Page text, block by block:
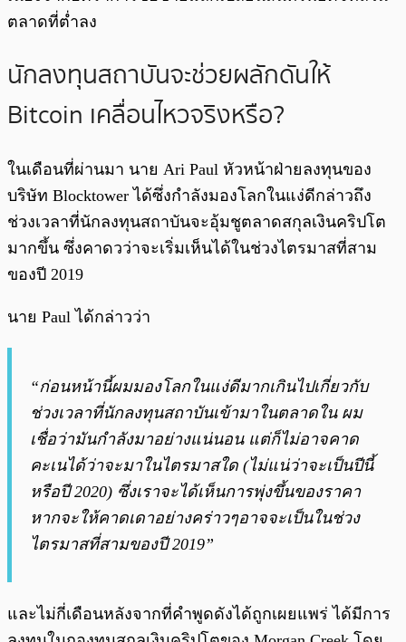
ตลาดที่ต่ำลง
นักลงทุนสถาบันจะช่วยผลักดันให้
Bitcoin เคลื่อนไหวจริงหรือ?
ในเดือนที่ผ่านมา นาย Ari Paul หัวหน้าฝ่ายลงทุนของ
บริษัท Blocktower ได้ซึ่งกำลังมองโลกในแง่ดีกล่าวถึง
ช่วงเวลาที่นักลงทุนสถาบันจะอุ้มชูตลาดสกุลเงินคริปโต
มากขึ้น ซึ่งคาดวว่าจะเริ่มเห็นได้ในช่วงไตรมาสที่สาม
ของปี 2019
นาย Paul ได้กล่าวว่า
“ก่อนหน้านี้ผมมองโลกในแง่ดีมากเกินไปเกี่ยวกับ
ช่วงเวลาที่นักลงทุนสถาบันเข้ามาในตลาดใน ผม
เชื่อว่ามันกำลังมาอย่างแน่นอน แต่ก็ไม่อาจคาด
คะเนได้ว่าจะมาในไตรมาสใด (ไม่แน่ว่าจะเป็นปีนี้
หรือปี 2020) ซึ่งเราจะได้เห็นการพุ่งขึ้นของราคา
หากจะให้คาดเดาอย่างคร่าวๆอาจจะเป็นในช่วง
ไตรมาสที่สามของปี 2019”
และไม่กี่เดือนหลังจากที่คำพูดดังได้ถูกเผยแพร่ ได้มีการ